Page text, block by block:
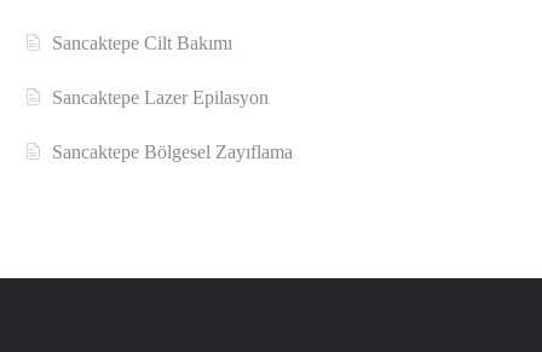
Sancaktepe Cilt Bakımı
Sancaktepe Lazer Epilasyon
Sancaktepe Bölgesel Zayıflama